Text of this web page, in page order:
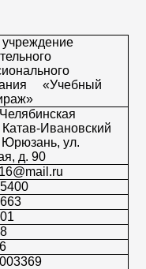
учреждение
«Учебный
Катав-Ивановский
Юрюзань, ул.
д. 90